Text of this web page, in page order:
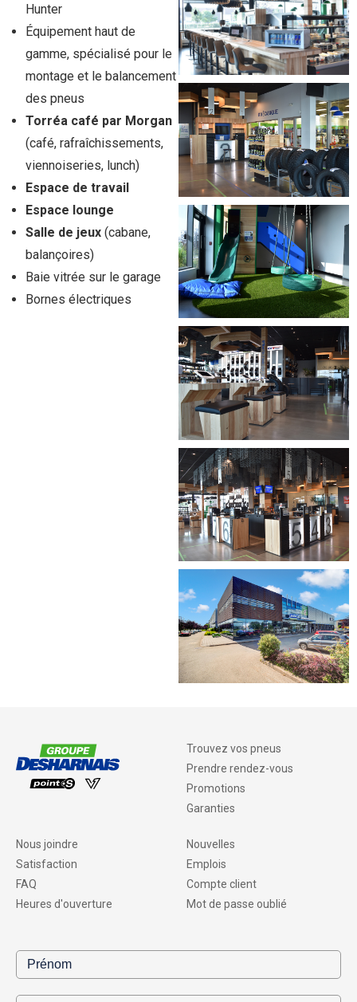
Hunter
Équipement haut de
gamme, spécialisé pour le
montage et le balancement
des pneus
Torréa café par Morgan
(café, rafraîchissements,
viennoiseries, lunch)
Espace de travail
Espace lounge
Salle de jeux (cabane,
balançoires)
Baie vitrée sur le garage
Bornes électriques
Trouvez vos pneus
Prendre rendez-vous
Promotions
Garanties
Nous joindre
Satisfaction
FAQ
Heures d'ouverture
Nouvelles
Emplois
Compte client
Mot de passe oublié